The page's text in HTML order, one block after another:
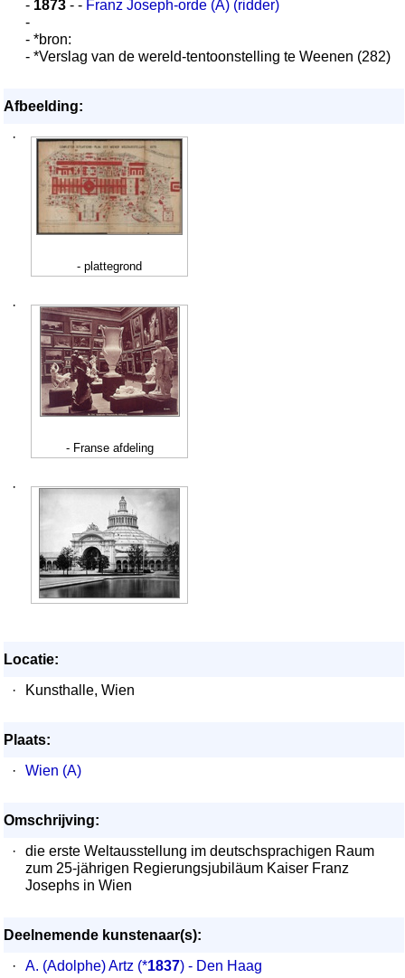
- 1873 - - Franz Joseph-orde (A) (ridder)
-
- *bron:
- *Verslag van de wereld-tentoonstelling te Weenen (282)
Afbeelding:
·
- plattegrond
·
- Franse afdeling
·
Locatie:
·
Kunsthalle, Wien
Plaats:
·
Wien (A)
Omschrijving:
·
die erste Weltausstellung im deutschsprachigen Raum
zum 25-jährigen Regierungsjubiläum Kaiser Franz
Josephs in Wien
Deelnemende kunstenaar(s):
·
A. (Adolphe) Artz (*1837) - Den Haag